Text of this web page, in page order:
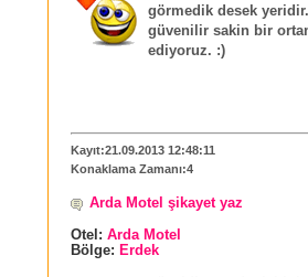
görmedik desek
güvenilir sakin bir
ediyoruz. :)
Kayıt:21.09.2013 12:48:11
Konaklama Zamanı:4
Arda Motel şikayet yaz
Otel: Arda Motel
Bölge: Erdek